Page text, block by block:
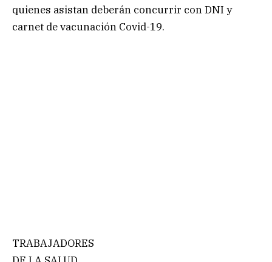
quienes asistan deberán concurrir con DNI y
carnet de vacunación Covid-19.
TRABAJADORES